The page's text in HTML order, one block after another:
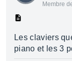
Membre
Les claviers
piano et les 3